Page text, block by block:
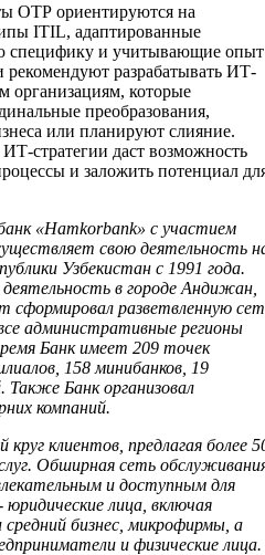
ОТР ориентируются на
ITIL, адаптированные
специфику и учитывающие опыт
разрабатывать ИТ-
организациям, которые
преобразования,
или планируют слияние.
стратегии даст возможность
и заложить потенциал
«Hamkorbank» с участием
свою деятельность
Узбекистан с 1991 года.
в городе Андижан,
сформировал разветвленную
административные регионы
Банк имеет 209 точек
158 минибанков, 19
Банк организовал
компаний.
клиентов, предлагая более
Обширная сеть
и доступным для
лица, включая
бизнес, микрофирмы, а
и физические лица.